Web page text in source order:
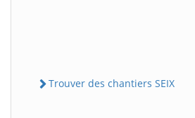
Trouver des chantiers SEIX